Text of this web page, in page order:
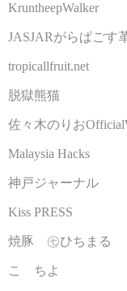
KruntheepWalker
JASJARがらぱごす
tropicallfruit.net
脱獄熊猫
佐々木のりお
Malaysia Hacks
神戸ジャーナル
Kiss PRESS
焼豚 ㊆ひちまる
こゝちよ